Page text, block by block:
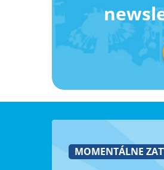
MOMENTÁLNE